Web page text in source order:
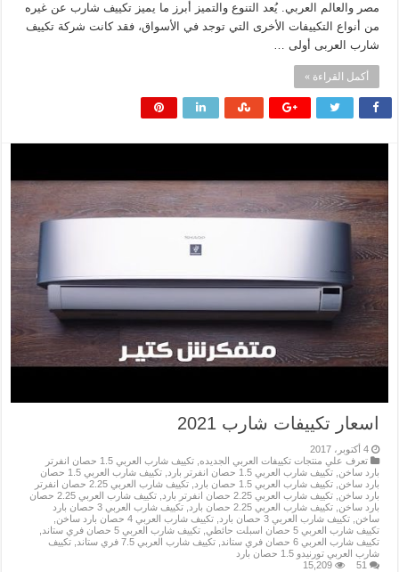
مصر والعالم العربي. يُعد التنوع والتميز أبرز ما يميز تكييف شارب عن غيره
من أنواع التكييفات الأخرى التي توجد في الأسواق، فقد كانت شركة تكييف
شارب العربى أولى …
أكمل القراءة »
اسعار تكييفات شارب 2021
4 أكتوبر، 2017
تعرف علي منتجات تكييفات العربي الجديده,
تكييف شارب العربي 1.5 حصان انفرتر
بارد ساخن تكييف شارب العربي 1.5 حصان انفرتر بارد
تكييف شارب العربي 1.5 حصان
بارد ساخن تكييف شارب العربي 1.5 حصان بارد
تكييف شارب العربي 2.25 حصان انفرتر
بارد ساخن تكييف شارب العربي 2.25 حصان انفرتر بارد
تكييف شارب العربي 2.25 حصان
بارد ساخن تكييف شارب العربي 2.25 حصان بارد
تكييف شارب العربي 3 حصان بارد
ساخن تكييف شارب العربي 3 حصان بارد تكييف شارب العربي 4 حصان بارد ساخن
تكييف شارب العربي 5 حصان اسبلت حائطي
تكييف شارب العربي 5 حصان فري ستاند
تكييف شارب العربي 6 حصان فري ستاند
تكييف شارب العربي 7.5 فري ستاند
تكييف
شارب العربي تورنيدو 1.5 حصان بارد
51
15,209